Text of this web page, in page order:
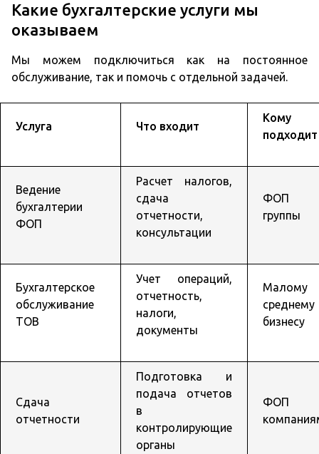
Какие бухгалтерские услуги мы
оказываем
Мы можем подключиться как на постоянное
обслуживание, так и помочь с отдельной задачей.
Услуга Что входит
Кому
подходит
Ведение
бухгалтерии
ФОП
Расчет налогов,
сдача
отчетности,
консультации
ФОП
группы
Бухгалтерское
обслуживание
ТОВ
Учет операций,
отчетность,
налоги,
документы
среднему
бизнесу
Сдача
отчетности
Подготовка и
подача отчетов
в
контролирующие
органы
ФОП